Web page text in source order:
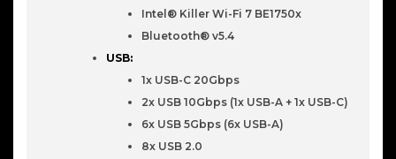
Intel® Killer Wi-Fi 7 BE1750x
Bluetooth® v5.4
USB:
1x USB-C 20Gbps
2x USB 10Gbps (1x USB-A + 1x USB-C)
6x USB 5Gbps (6x USB-A)
8x USB 2.0